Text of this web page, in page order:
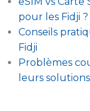
pour les Fidji ?
Conseils
Fidji
Problèmes
leurs solutions